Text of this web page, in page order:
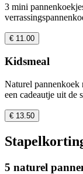
3 mini
€ 11.00
Kidsmeal
Naturel pannenkoek
een cadeautje uit de
€ 13.50
5 naturel